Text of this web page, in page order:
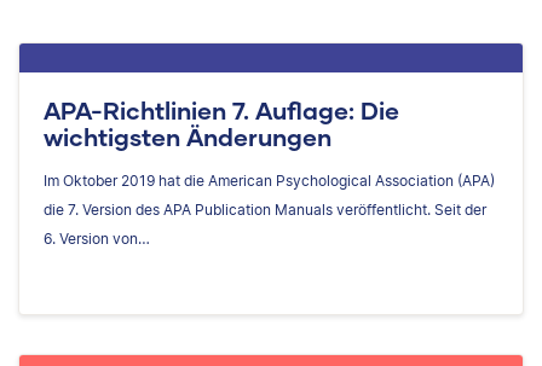
APA-Richtlinien 7. Auflage: Die
wichtigsten Änderungen
Im Oktober 2019 hat die American Psychological Association (APA)
die 7. Version des APA Publication Manuals veröffentlicht. Seit der
6. Version von…